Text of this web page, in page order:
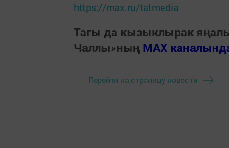
https://max.ru/tatmedia
Тагы да кызыклырак
Чаллы»ның MAX
Перейти на страницу новости